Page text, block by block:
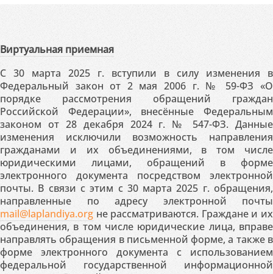
Виртуальная приемная
С 30 марта 2025 г. вступили в силу изменения в
Федеральный закон от 2 мая 2006 г. № 59-ФЗ «О
порядке рассмотрения обращений граждан
Российской Федерации», внесённые Федеральным
законом от 28 декабря 2024 г. № 547-ФЗ. Данные
изменения исключили возможность направления
гражданами и их объединениями, в том числе
юридическими лицами, обращений в форме
электронного документа посредством электронной
почты. В связи с этим с 30 марта 2025 г. обращения,
направленные по адресу электронной почты
mail@laplandiya.org не рассматриваются. Граждане и их
объединения, в том числе юридические лица, вправе
направлять обращения в письменной форме, а также в
форме электронного документа с использованием
федеральной государственной информационной